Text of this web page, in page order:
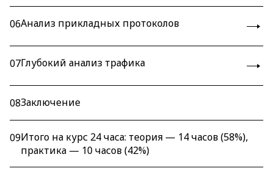
06Анализ прикладных протоколов
07Глубокий анализ трафика
08Заключение
09Итого на курс 24 часа: теория — 14 часов (58%),
практика — 10 часов (42%)